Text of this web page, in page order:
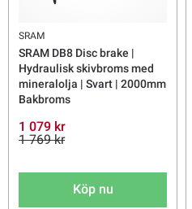
SRAM
SRAM DB8 Disc brake |
Hydraulisk skivbroms med
mineralolja | Svart | 2000mm
Bakbroms
1 079 kr
1 769 kr
Köp nu